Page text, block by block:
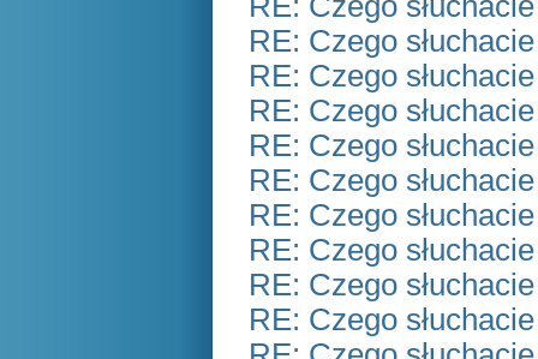
RE: Czego
RE: Czego
RE: Czego
RE: Czego
RE: Czego
RE: Czego
RE: Czego
RE: Czego
RE: Czego